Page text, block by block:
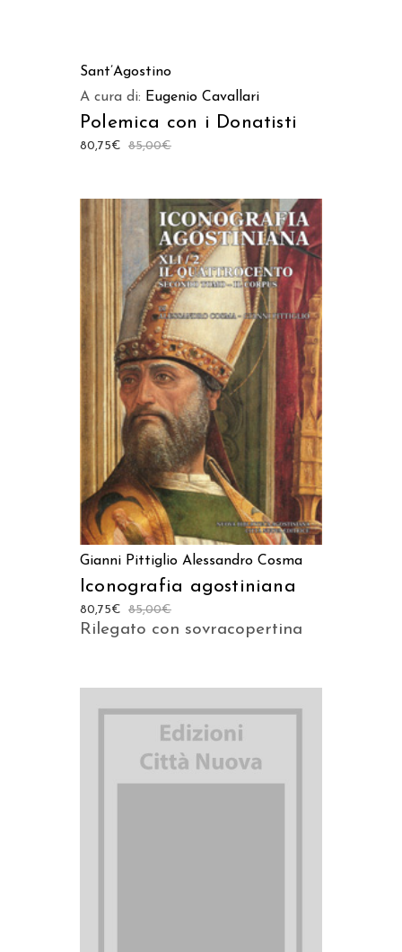
AGGIUNGI AL CARRELLO
Sant’Agostino
A cura di: Eugenio Cavallari
Polemica con i Donatisti
85,00€
80,75€
AGGIUNGI AL CARRELLO
Gianni Pittiglio Alessandro Cosma
Iconografia agostiniana
85,00€
80,75€
Rilegato con sovracopertina